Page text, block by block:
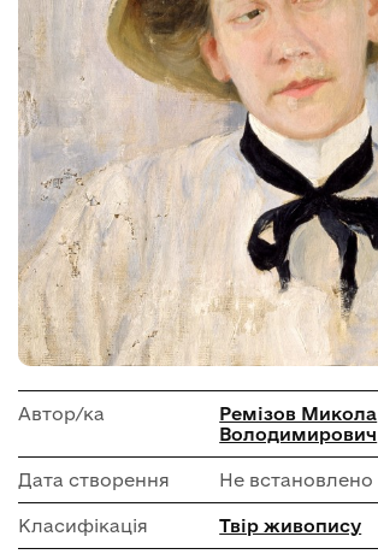
Автор/ка
Ремізов Микола
Володимирович
Дата створення Не встановлено
Класифікація Твір живопису